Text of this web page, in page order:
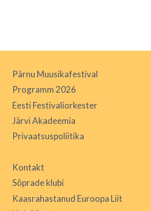
Pärnu Muusikafestival
Programm 2026
Eesti Festivaliorkester
Järvi Akadeemia
Privaatsuspoliitika
Kontakt
Sõprade klubi
Kaasrahastanud Euroopa Liit